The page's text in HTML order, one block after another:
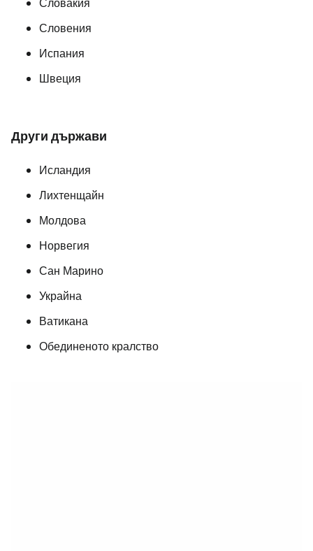
Словения
Испания
Швеция
Други държави
Исландия
Лихтенщайн
Молдова
Норвегия
Сан Марино
Украйна
Ватикана
Обединеното кралство